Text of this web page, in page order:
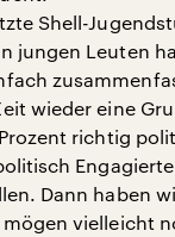
Shell-
jungen Leuten
wieder eine
richtig
Dann haben
vielleicht